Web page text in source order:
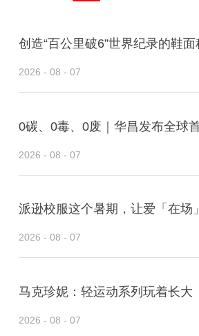
2026 - 08 - 07
2026 - 08 - 07
派逊校服这个暑期，让爱「在场」
2026 - 08 - 07
马克珍妮：轻运动系列玩着长大
2026 - 08 - 07